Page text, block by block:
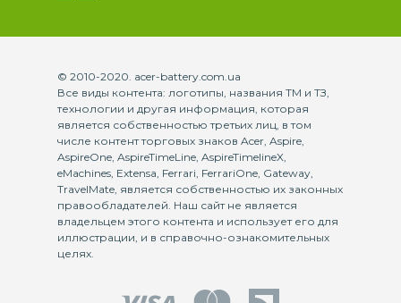
© 2010-2020. acer-battery.com.ua
Все виды контента: логотипы, названия ТМ и ТЗ,
технологии и другая информация, которая
является собственностью третьих лиц, в том
числе контент торговых знаков Acer, Aspire,
AspireOne, AspireTimeLine, AspireTimelineX,
eMachines, Extensa, Ferrari, FerrariOne, Gateway,
TravelMate, является собственностью их законных
правообладателей. Наш сайт не является
владельцем этого контента и использует его для
иллюстрации, и в справочно-ознакомительных
целях.